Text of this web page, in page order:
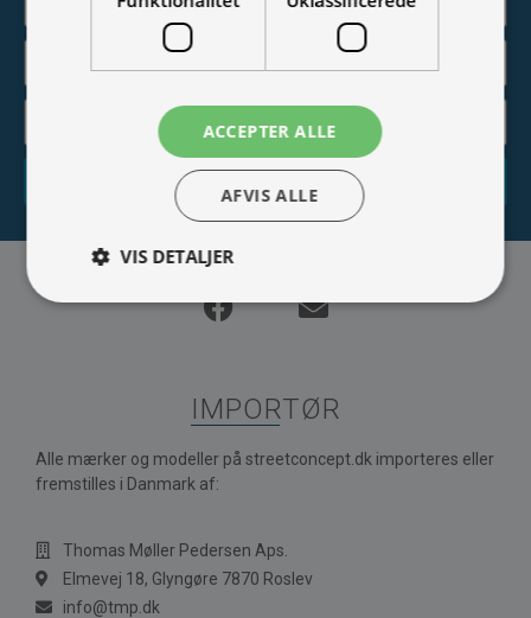
IMPORTØR
Alle mærker og modeller på streetconcept.dk importeres eller
fremstilles i Danmark af:
Thomas Møller Pedersen Aps.
Elmevej 18, Glyngøre 7870 Roslev
info@tmp.dk
ACCEPTER ALLE
AFVIS ALLE
VIS DETALJER